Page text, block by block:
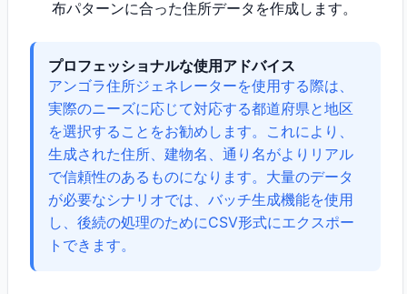
布パターンに合った住所データを作成します。
プロフェッショナルな使用アドバイス
アンゴラ住所ジェネレーターを使用する際は、
実際のニーズに応じて対応する都道府県と地区
を選択することをお勧めします。これにより、
生成された住所、建物名、通り名がよりリアル
で信頼性のあるものになります。大量のデータ
が必要なシナリオでは、バッチ生成機能を使用
し、後続の処理のためにCSV形式にエクスポー
トできます。